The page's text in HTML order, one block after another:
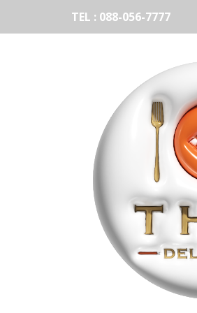
TEL : 088-056-7777